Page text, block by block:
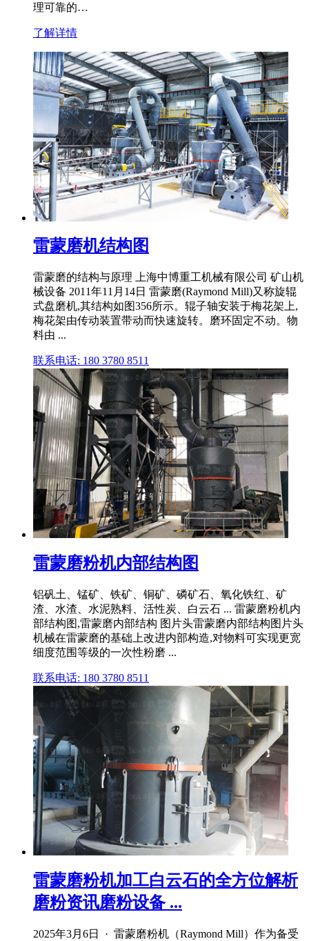
理可靠的…
了解详情
雷蒙磨机结构图
雷蒙磨的结构与原理 上海中博重工机械有限公司 矿山机
械设备 2011年11月14日 雷蒙磨(Raymond Mill)又称旋辊
式盘磨机,其结构如图356所示。辊子轴安装于梅花架上,
梅花架由传动装置带动而快速旋转。磨环固定不动。物
料由 ...
联系电话: 180 3780 8511
雷蒙磨粉机内部结构图
铝矾土、锰矿、铁矿、铜矿、磷矿石、氧化铁红、矿
渣、水渣、水泥熟料、活性炭、白云石 ... 雷蒙磨粉机内
部结构图,雷蒙磨内部结构 图片头雷蒙磨内部结构图片头
机械在雷蒙磨的基础上改进内部构造,对物料可实现更宽
细度范围等级的一次性粉磨 ...
联系电话: 180 3780 8511
雷蒙磨粉机加工白云石的全方位解析
磨粉资讯磨粉设备 ...
2025年3月6日 · 雷蒙磨粉机（Raymond Mill）作为备受